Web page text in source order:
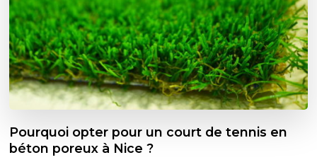
Pourquoi opter pour un court de tennis en
béton poreux à Nice ?